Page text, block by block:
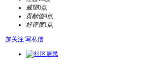
威望0点
贡献值4点
好评度1点
加关注 写私信